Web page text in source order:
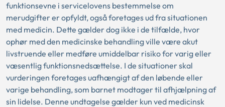
funktionsevne i servicelovens bestemmelse om
merudgifter er opfyldt, også foretages ud fra situationen
med medicin. Dette gælder dog ikke i de tilfælde, hvor
ophør med den medicinske behandling ville være akut
livstruende eller medføre umiddelbar risiko for varig eller
væsentlig funktionsnedsættelse. I de situationer skal
vurderingen foretages uafhængigt af den løbende eller
varige behandling, som barnet modtager til afhjælpning af
sin lidelse. Denne undtagelse gælder kun ved medicinsk